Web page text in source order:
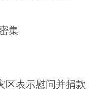
集
区表示慰问并捐款